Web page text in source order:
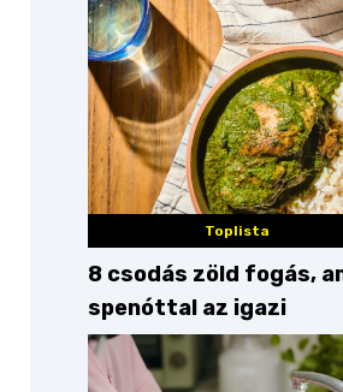
Toplista
8 csodás zöld fogás,
spenóttal az igazi